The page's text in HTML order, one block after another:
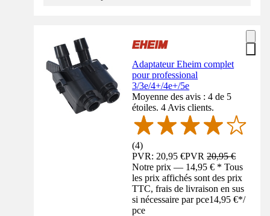
Adaptateur Eheim complet
pour professional
3/3e/4+/4e+/5e
Moyenne des avis : 4 de 5
étoiles. 4 Avis clients.
(4)
PVR: 20,95 €PVR20,95 €
Notre prix — 14,95 € * Tous
les prix affichés sont des prix
TTC, frais de livraison en sus
si nécessaire par pce14,95 €*/
pce